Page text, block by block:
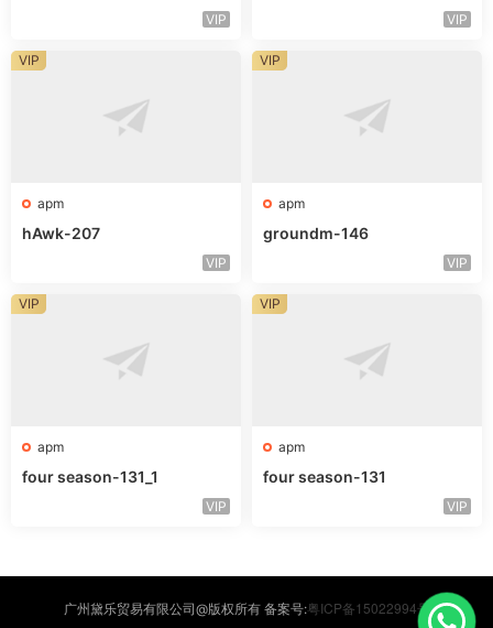
VIP VIP
apm
hAwk-207
VIP
VIP
apm
groundm-146
VIP
VIP
apm
four season-131_1
VIP
VIP
apm
four season-131
VIP
VIP
广州黛乐贸易有限公司@版权所有 备案号:粤ICP备15022994号